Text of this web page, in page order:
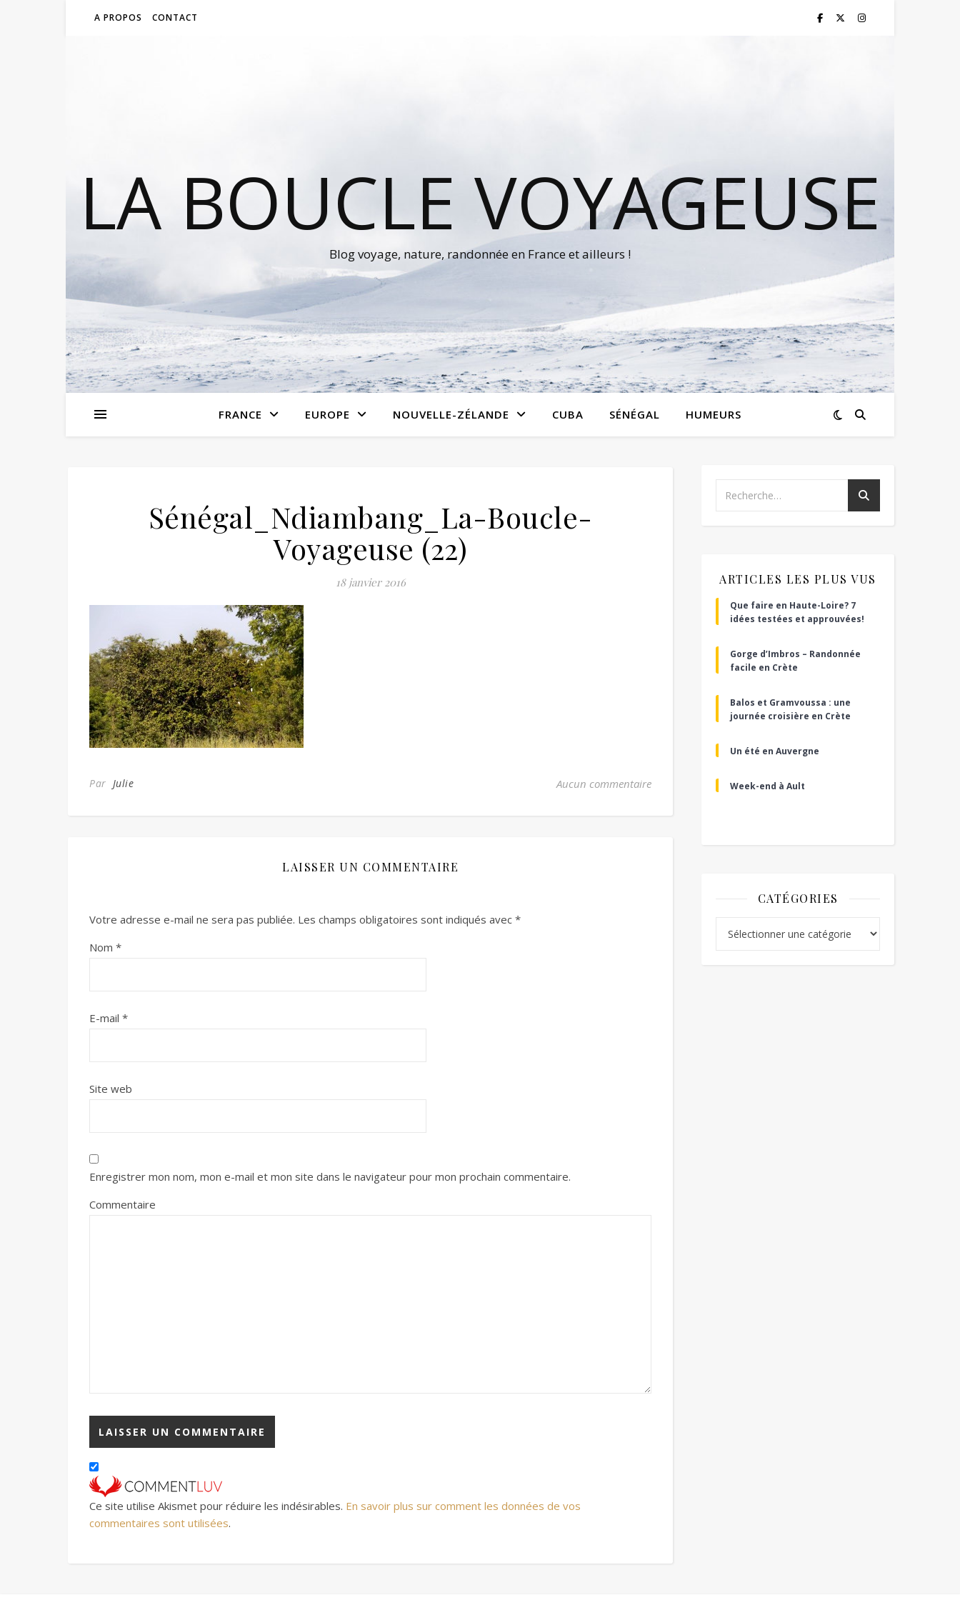
A PROPOS CONTACT
LA BOUCLE VOYAGEUSE
Blog voyage, nature, randonnée en France et ailleurs !
FRANCE EUROPE NOUVELLE-ZÉLANDE CUBA SÉNÉGAL HUMEURS
Sénégal_Ndiambang_La-Boucle-
Voyageuse (22)
18 janvier 2016
Par Julie Aucun commentaire
LAISSER UN COMMENTAIRE
Votre adresse e-mail ne sera pas publiée. Les champs obligatoires sont indiqués avec *
Nom *
E-mail *
Site web
Enregistrer mon nom, mon e-mail et mon site dans le navigateur pour mon prochain commentaire.
Commentaire
Ce site utilise Akismet pour réduire les indésirables. En savoir plus sur comment les données de vos
commentaires sont utilisées.
ARTICLES LES PLUS VUS
Que faire en Haute-Loire? 7
idées testées et approuvées!
Gorge d’Imbros – Randonnée
facile en Crète
Balos et Gramvoussa : une
journée croisière en Crète
Un été en Auvergne
Week-end à Ault
CATÉGORIES